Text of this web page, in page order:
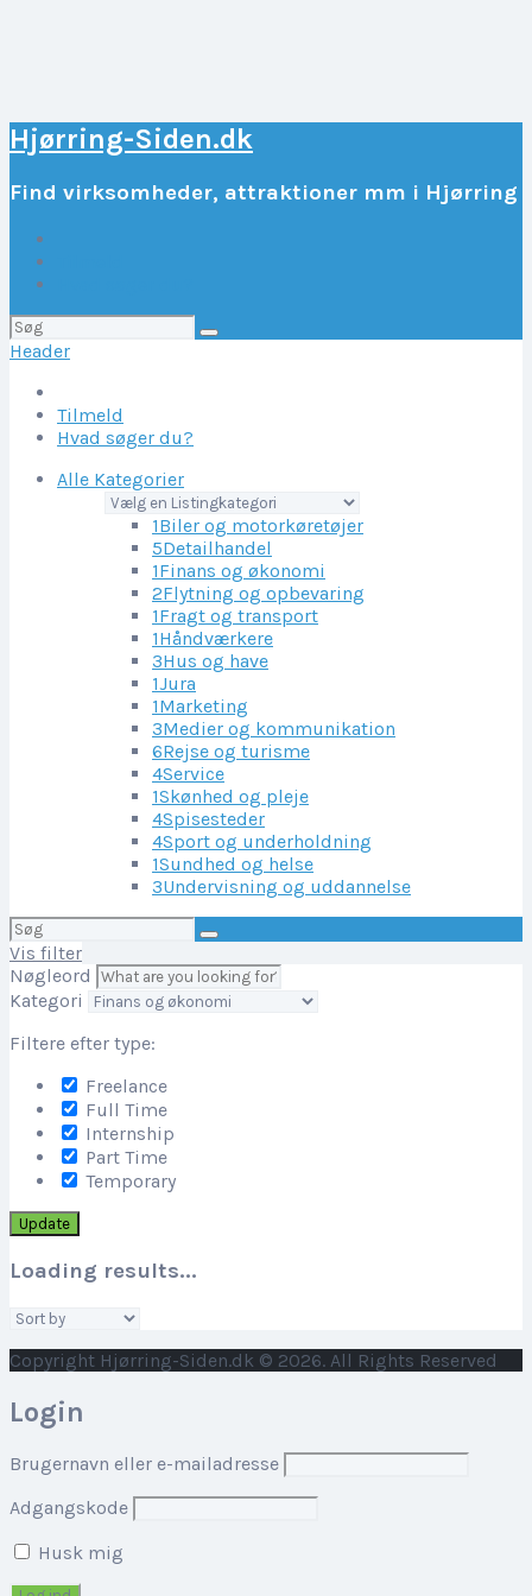
Hjørring-Siden.dk
Find virksomheder, attraktioner mm i Hjørring
Søg
efter:
Header
Tilmeld
Hvad søger du?
Alle Kategorier
1Biler og motorkøretøjer
5Detailhandel
1Finans og økonomi
2Flytning og opbevaring
1Fragt og transport
1Håndværkere
3Hus og have
1Jura
1Marketing
3Medier og kommunikation
6Rejse og turisme
4Service
1Skønhed og pleje
4Spisesteder
4Sport og underholdning
1Sundhed og helse
3Undervisning og uddannelse
Søg
efter:
Vis filter
Nøgleord
Kategori
Filtere efter type:
Freelance
Full Time
Internship
Part Time
Temporary
Update
Loading results...
Sort
Copyright Hjørring-Siden.dk © 2026. All Rights Reserved
Login
Brugernavn eller e-mailadresse
Adgangskode
Husk mig